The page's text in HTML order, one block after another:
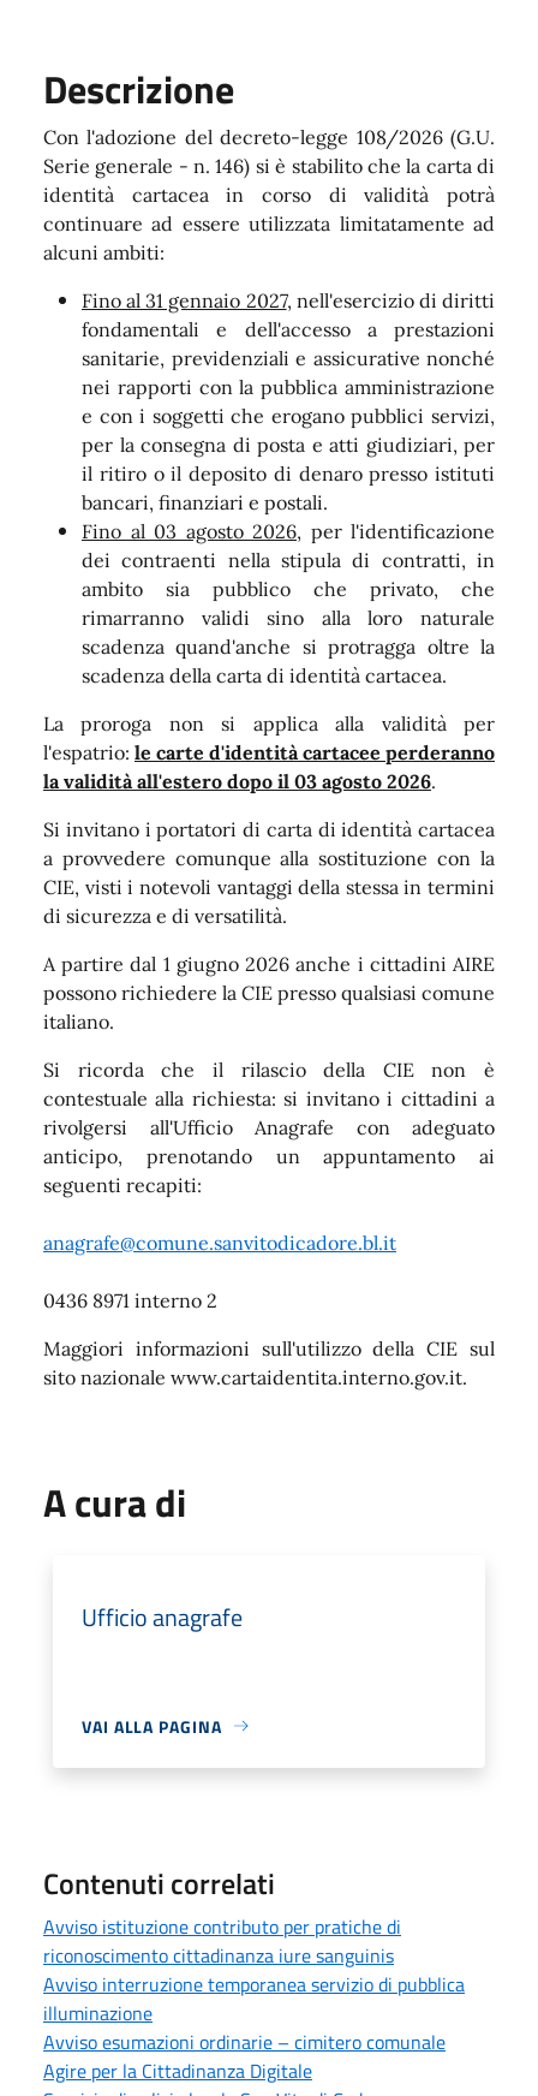
Descrizione
Con l'adozione del decreto-legge 108/2026 (G.U.
Serie generale - n. 146) si è stabilito che la carta di
identità cartacea in corso di validità potrà
continuare ad essere utilizzata limitatamente ad
alcuni ambiti:
Fino al 31 gennaio 2027, nell'esercizio di diritti
fondamentali e dell'accesso a prestazioni
sanitarie, previdenziali e assicurative nonché
nei rapporti con la pubblica amministrazione
e con i soggetti che erogano pubblici servizi,
per la consegna di posta e atti giudiziari, per
il ritiro o il deposito di denaro presso istituti
bancari, finanziari e postali.
Fino al 03 agosto 2026, per l'identificazione
dei contraenti nella stipula di contratti, in
ambito sia pubblico che privato, che
rimarranno validi sino alla loro naturale
scadenza quand'anche si protragga oltre la
scadenza della carta di identità cartacea.
La proroga non si applica alla validità per
l'espatrio: le carte d'identità cartacee perderanno
la validità all'estero dopo il 03 agosto 2026.
Si invitano i portatori di carta di identità cartacea
a provvedere comunque alla sostituzione con la
CIE, visti i notevoli vantaggi della stessa in termini
di sicurezza e di versatilità.
A partire dal 1 giugno 2026 anche i cittadini AIRE
possono richiedere la CIE presso qualsiasi comune
italiano.
Si ricorda che il rilascio della CIE non è
contestuale alla richiesta: si invitano i cittadini a
rivolgersi all'Ufficio Anagrafe con adeguato
anticipo, prenotando un appuntamento ai
seguenti recapiti:
anagrafe@comune.sanvitodicadore.bl.it
0436 8971 interno 2
Maggiori informazioni sull'utilizzo della CIE sul
sito nazionale www.cartaidentita.interno.gov.it.
A cura di
Ufficio anagrafe
VAI ALLA PAGINA
Contenuti correlati
Avviso istituzione contributo per pratiche di
riconoscimento cittadinanza iure sanguinis
Avviso interruzione temporanea servizio di pubblica
illuminazione
Avviso esumazioni ordinarie – cimitero comunale
Agire per la Cittadinanza Digitale